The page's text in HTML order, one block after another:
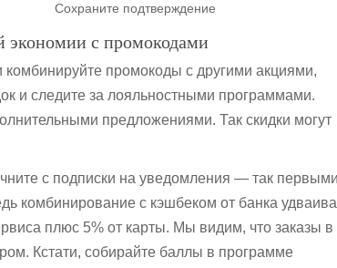
Сохраните подтверждение
экономии с промокодами
промокоды с другими акциями,
и следите за лояльностными программами.
предложениями. Так скидки могут
с подписки на уведомления — так
комбинирование с кэшбеком от банка
плюс 5% от карты. Мы видим, что заказы в
Кстати, собирайте баллы в программе